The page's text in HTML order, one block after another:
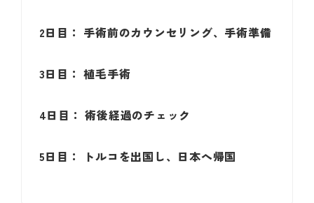
2日目： 手術前のカウンセリング、手術準備
3日目： 植毛手術
4日目： 術後経過のチェック
5日目： トルコを出国し、日本へ帰国